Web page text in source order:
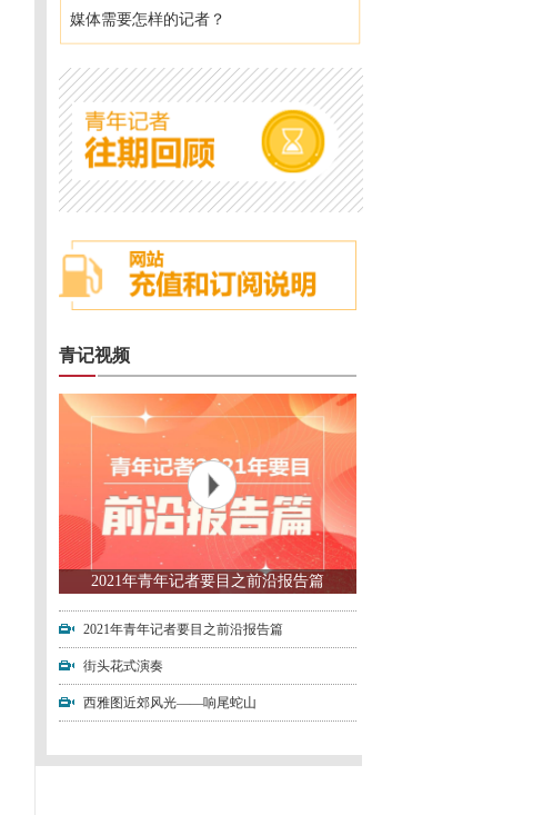
媒体需要怎样的记者？
青记视频
2021年青年记者要目之前沿报告篇
2021年青年记者要目之前沿报告篇
街头花式演奏
西雅图近郊风光——响尾蛇山